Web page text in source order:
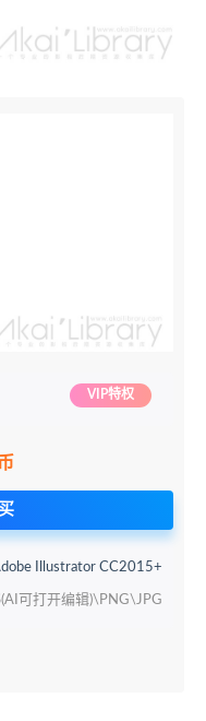
VIP特权
Illustrator CC2015+
可打开编辑)\PNG\JPG